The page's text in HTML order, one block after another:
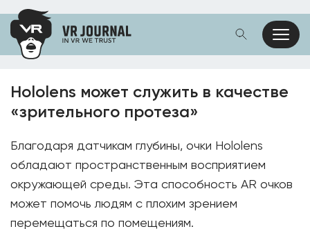
Hololens может служить в качестве
«зрительного протеза»
Благодаря датчикам глубины, очки Hololens
обладают пространственным восприятием
окружающей среды. Эта способность AR очков
может помочь людям с плохим зрением
перемещаться по помещениям.